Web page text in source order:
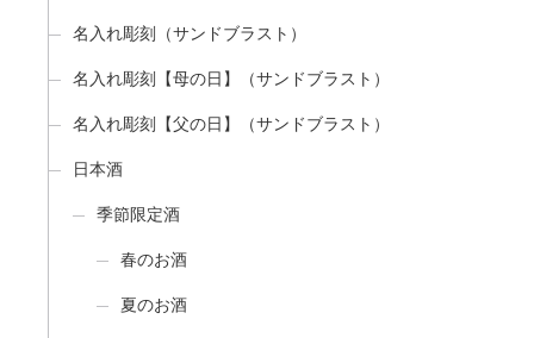
名入れ彫刻（サンドブラスト）
名入れ彫刻【母の日】（サンドブラスト）
名入れ彫刻【父の日】（サンドブラスト）
日本酒
季節限定酒
春のお酒
夏のお酒